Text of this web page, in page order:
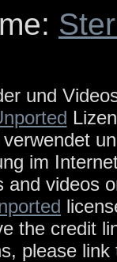
und
im
and videos
the credit
please